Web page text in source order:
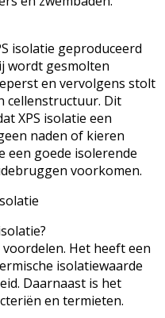
isolatie geproduceerd
wordt gesmolten
en vervolgens stolt
cellenstructuur. Dit
XPS isolatie een
naden of kieren
een goede isolerende
voorkomen.
Het heeft een
isolatiewaarde
Daarnaast is het
en termieten.